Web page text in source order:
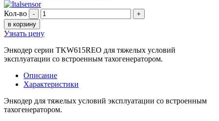
Кол-во -
+
в корзину
Узнать цену
Энкодер серии TKW615REO для тяжелых условий
эксплуатации со встроенным тахогенератором.
Описание
Характеристики
Энкодер для тяжелых условий эксплуатации со встроенным
тахогенератором.